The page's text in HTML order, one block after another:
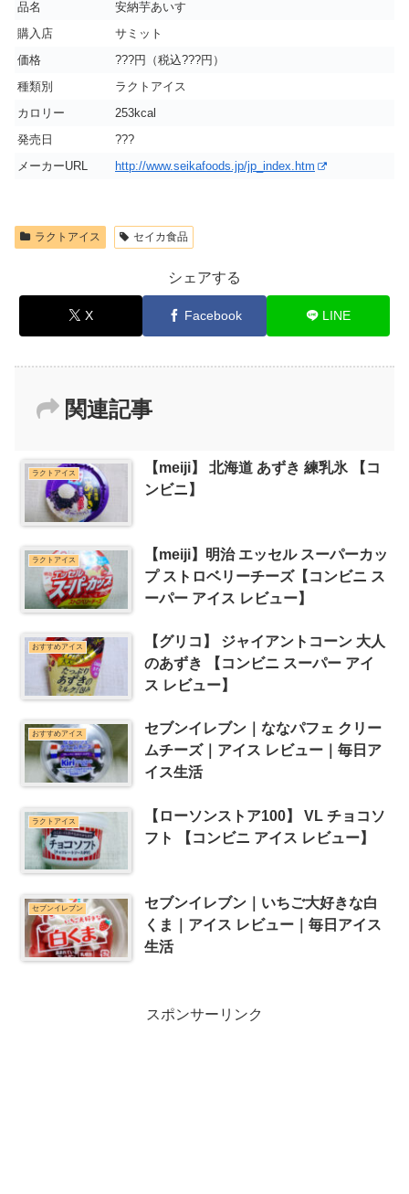
品名
安納芋あいす
購入店
サミット
価格
???円（税込???円）
種類別
ラクトアイス
カロリー
253kcal
発売日
???
メーカーURL
http://www.seikafoods.jp/jp_index.htm
ラクトアイス セイカ食品
シェアする
X Facebook LINE
関連記事
ラクトアイス
【meiji】 北海道 あずき 練乳氷 【コ
ンビニ】
ラクトアイス
【meiji】明治 エッセル スーパーカッ
プ ストロベリーチーズ【コンビニ ス
ーパー アイス レビュー】
おすすめアイス
【グリコ】 ジャイアントコーン 大人
のあずき 【コンビニ スーパー アイ
ス レビュー】
おすすめアイス
セブンイレブン｜ななパフェ クリー
ムチーズ｜アイス レビュー｜毎日ア
イス生活
ラクトアイス
【ローソンストア100】 VL チョコソ
フト 【コンビニ アイス レビュー】
セブンイレブン
セブンイレブン｜いちご大好きな白
くま｜アイス レビュー｜毎日アイス
生活
スポンサーリンク